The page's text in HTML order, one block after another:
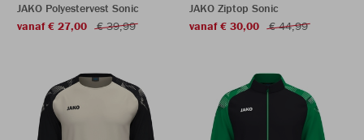
JAKO Polyestervest Sonic
vanaf € 27,00
€ 39,99
JAKO Ziptop Sonic
vanaf € 30,00
€ 44,99